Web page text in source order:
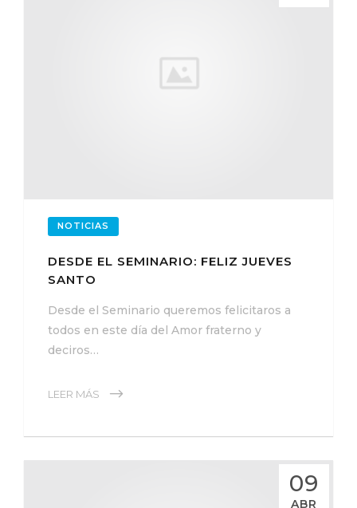
NOTICIAS
DESDE EL SEMINARIO: FELIZ JUEVES
SANTO
Desde el Seminario queremos felicitaros a
todos en este día del Amor fraterno y
deciros…
LEER MÁS
09
ABR